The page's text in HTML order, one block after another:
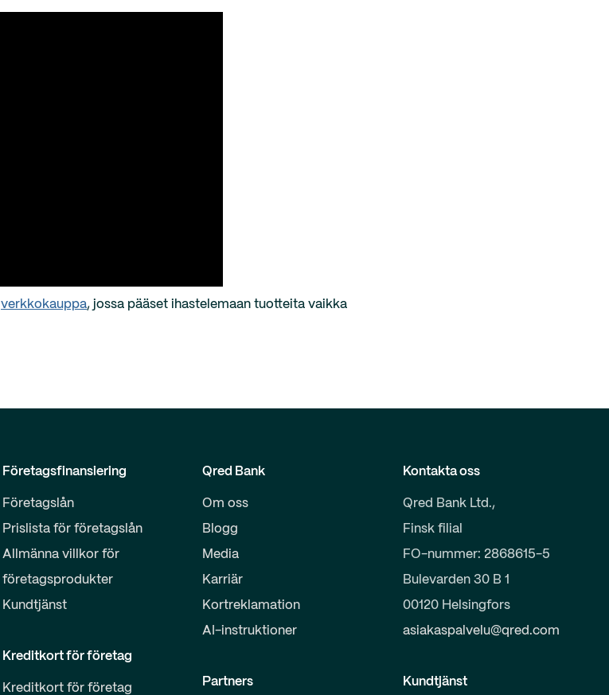
verkkokauppa, jossa pääset ihastelemaan tuotteita vaikka
Företagsfinansiering
Företagslån
Prislista för företagslån
Allmänna villkor för
företagsprodukter
Kundtjänst
Kreditkort för företag
Kreditkort för företag
Qred Bank
Om oss
Blogg
Media
Karriär
Kortreklamation
AI-instruktioner
Partners
Kontakta oss
Qred Bank Ltd.,
Finsk filial
FO-nummer: 2868615-5
Bulevarden 30 B 1
00120 Helsingfors
asiakaspalvelu@qred.com
Kundtjänst